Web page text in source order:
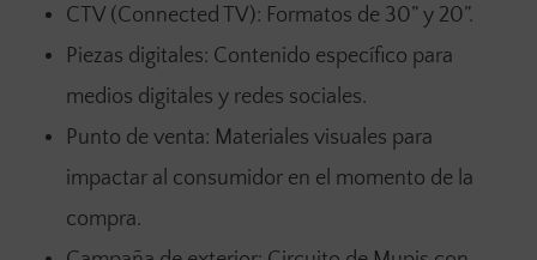
CTV (Connected TV): Formatos de 30” y 20”.
Piezas digitales: Contenido específico para
medios digitales y redes sociales.
Punto de venta: Materiales visuales para
impactar al consumidor en el momento de la
compra.